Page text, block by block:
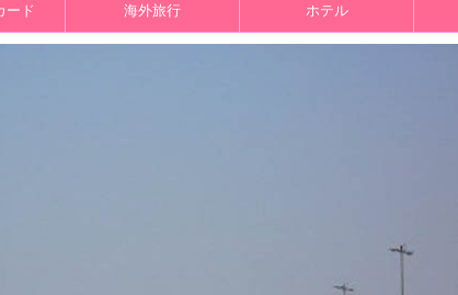
ード 海外旅行 ホテル